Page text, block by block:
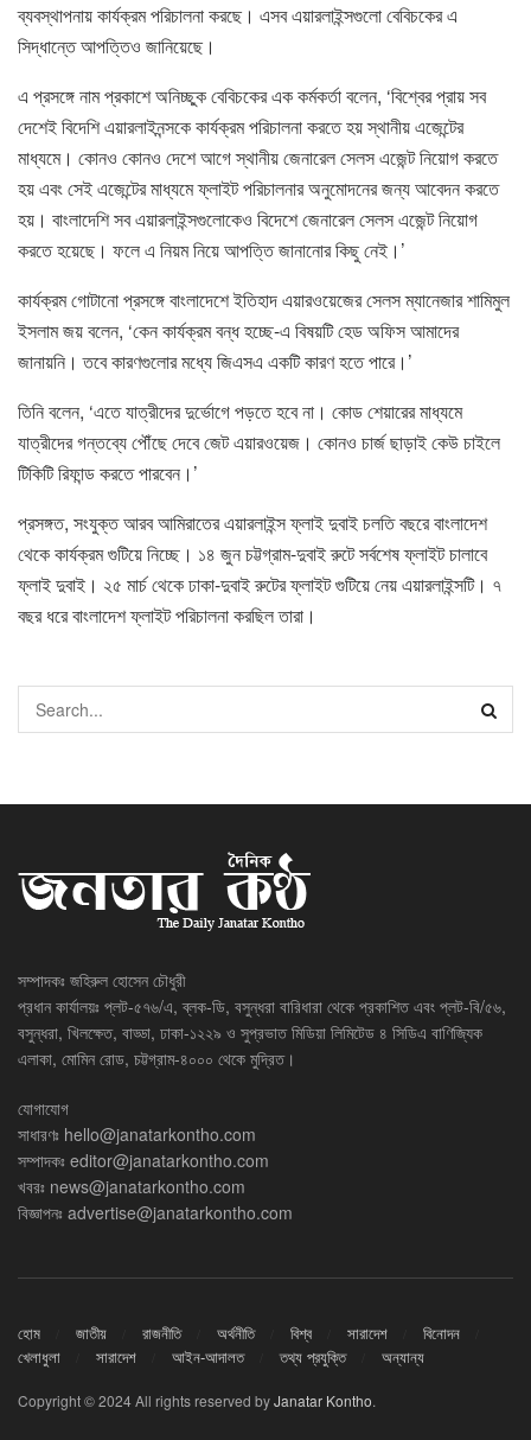
ব্যবস্থাপনায় কার্যক্রম পরিচালনা করছে। এসব এয়ারলাইন্সগুলো বেবিচকের এ
সিদ্ধান্তে আপত্তিও জানিয়েছে।
এ প্রসঙ্গে নাম প্রকাশে অনিচ্ছুক বেবিচকের এক কর্মকর্তা বলেন, ‘বিশ্বের প্রায় সব
দেশেই বিদেশি এয়ারলাইনন্সকে কার্যক্রম পরিচালনা করতে হয় স্থানীয় এজেন্টের
মাধ্যমে। কোনও কোনও দেশে আগে স্থানীয় জেনারেল সেলস এজেন্ট নিয়োগ করতে
হয় এবং সেই এজেন্টের মাধ্যমে ফ্লাইট পরিচালনার অনুমোদনের জন্য আবেদন করতে
হয়। বাংলাদেশি সব এয়ারলাইন্সগুলোকেও বিদেশে জেনারেল সেলস এজেন্ট নিয়োগ
করতে হয়েছে। ফলে এ নিয়ম নিয়ে আপত্তি জানানোর কিছু নেই।’
কার্যক্রম গোটানো প্রসঙ্গে বাংলাদেশে ইতিহাদ এয়ারওয়েজের সেলস ম্যানেজার শামিমুল
ইসলাম জয় বলেন, ‘কেন কার্যক্রম বন্ধ হচ্ছে-এ বিষয়টি হেড অফিস আমাদের
জানায়নি। তবে কারণগুলোর মধ্যে জিএসএ একটি কারণ হতে পারে।’
তিনি বলেন, ‘এতে যাত্রীদের দুর্ভোগে পড়তে হবে না। কোড শেয়ারের মাধ্যমে
যাত্রীদের গন্তব্যে পৌঁছে দেবে জেট এয়ারওয়েজ। কোনও চার্জ ছাড়াই কেউ চাইলে
টিকিটি রিফান্ড করতে পারবেন।’
প্রসঙ্গত, সংযুক্ত আরব আমিরাতের এয়ারলাইন্স ফ্লাই দুবাই চলতি বছরে বাংলাদেশ
থেকে কার্যক্রম গুটিয়ে নিচ্ছে। ১৪ জুন চট্টগ্রাম-দুবাই রুটে সর্বশেষ ফ্লাইট চালাবে
ফ্লাই দুবাই। ২৫ মার্চ থেকে ঢাকা-দুবাই রুটের ফ্লাইট গুটিয়ে নেয় এয়ারলাইন্সটি। ৭
বছর ধরে বাংলাদেশ ফ্লাইট পরিচালনা করছিল তারা।
সম্পাদকঃ জহিরুল হোসেন চৌধুরী
প্রধান কার্যালয়ঃ প্লট-৫৭৬/এ, ব্লক-ডি, বসুন্ধরা বারিধারা থেকে প্রকাশিত এবং প্লট-বি/৫৬,
বসুন্ধরা, খিলক্ষেত, বাড্ডা, ঢাকা-১২২৯ ও সুপ্রভাত মিডিয়া লিমিটেড ৪ সিডিএ বাণিজ্যিক
এলাকা, মোমিন রোড, চট্টগ্রাম-৪০০০ থেকে মুদ্রিত।
যোগাযোগ
সাধারণঃ hello@janatarkontho.com
সম্পাদকঃ editor@janatarkontho.com
খবরঃ news@janatarkontho.com
বিজ্ঞাপনঃ advertise@janatarkontho.com
হোম জাতীয় রাজনীতি অর্থনীতি বিশ্ব সারাদেশ
বিনোদন
খেলাধুলা
সারাদেশ আইন-আদালত তথ্য প্রযুক্তি অন্যান্য
Copyright © 2024 All rights reserved byJanatar Kontho.